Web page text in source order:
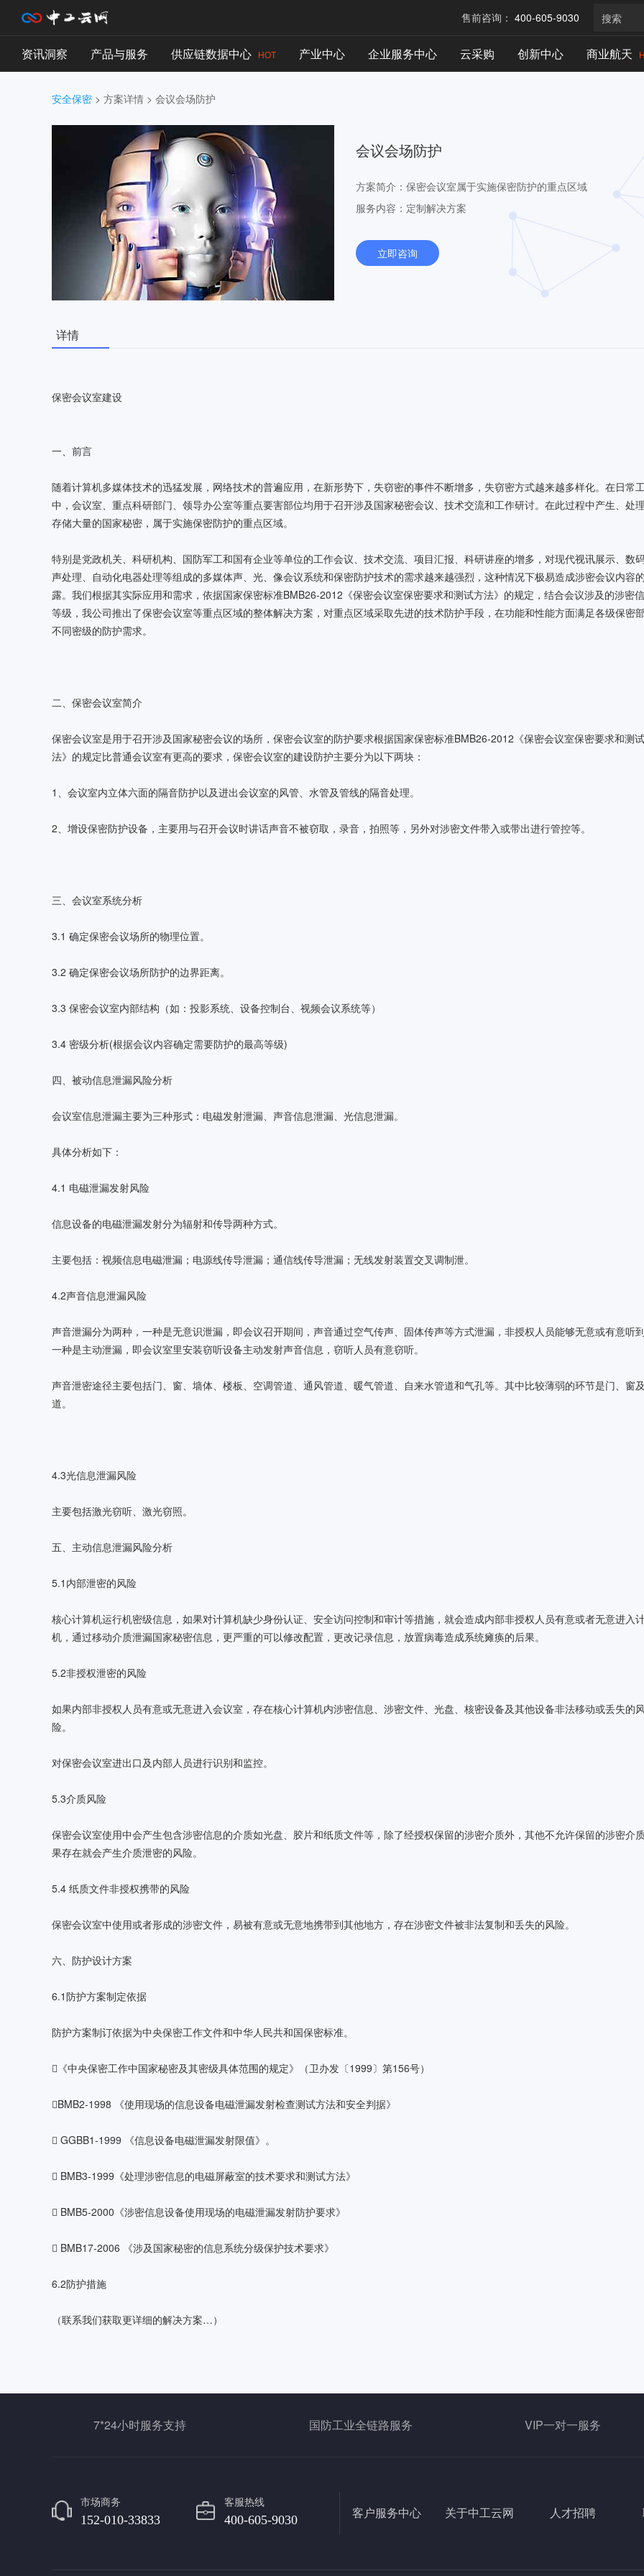
售前咨询： 400-605-9030
资讯洞察 产品与服务 供应链数据中心 HOT 产业中心 企业服务中心 云采购 创新中心 商业航天
安全保密 > 方案详情 > 会议会场防护
会议会场防护
方案简介：保密会议室属于实施保密防护的重点区域
服务内容：定制解决方案
立即咨询
详情
保密会议室建设
一、前言
随着计算机多媒体技术的迅猛发展，网络技术的普遍应用，在新形势下，失窃密的事件不断增多，失窃密方式越来越多样化。在日常
中，会议室、重点科研部门、领导办公室等重点要害部位均用于召开涉及国家秘密会议、技术交流和工作研讨。在此过程中产生、处
存储大量的国家秘密，属于实施保密防护的重点区域。
特别是党政机关、科研机构、国防军工和国有企业等单位的工作会议、技术交流、项目汇报、科研讲座的增多，对现代视讯展示、数
声处理、自动化电器处理等组成的多媒体声、光、像会议系统和保密防护技术的需求越来越强烈，这种情况下极易造成涉密会议内容
露。我们根据其实际应用和需求，依据国家保密标准BMB26-2012《保密会议室保密要求和测试方法》的规定，结合会议涉及的涉密
等级，我公司推出了保密会议室等重点区域的整体解决方案，对重点区域采取先进的技术防护手段，在功能和性能方面满足各级保密
不同密级的防护需求。
二、保密会议室简介
保密会议室是用于召开涉及国家秘密会议的场所，保密会议室的防护要求根据国家保密标准BMB26-2012《保密会议室保密要求和测
法》的规定比普通会议室有更高的要求，保密会议室的建设防护主要分为以下两块：
1、会议室内立体六面的隔音防护以及进出会议室的风管、水管及管线的隔音处理。
2、增设保密防护设备，主要用与召开会议时讲话声音不被窃取，录音，拍照等，另外对涉密文件带入或带出进行管控等。
三、会议室系统分析
3.1 确定保密会议场所的物理位置。
3.2 确定保密会议场所防护的边界距离。
3.3 保密会议室内部结构（如：投影系统、设备控制台、视频会议系统等）
3.4 密级分析(根据会议内容确定需要防护的最高等级)
四、被动信息泄漏风险分析
会议室信息泄漏主要为三种形式：电磁发射泄漏、声音信息泄漏、光信息泄漏。
具体分析如下：
4.1 电磁泄漏发射风险
信息设备的电磁泄漏发射分为辐射和传导两种方式。
主要包括：视频信息电磁泄漏；电源线传导泄漏；通信线传导泄漏；无线发射装置交叉调制泄。
4.2声音信息泄漏风险
声音泄漏分为两种，一种是无意识泄漏，即会议召开期间，声音通过空气传声、固体传声等方式泄漏，非授权人员能够无意或有意听
一种是主动泄漏，即会议室里安装窃听设备主动发射声音信息，窃听人员有意窃听。
声音泄密途径主要包括门、窗、墙体、楼板、空调管道、通风管道、暖气管道、自来水管道和气孔等。其中比较薄弱的环节是门、窗
道。
4.3光信息泄漏风险
主要包括激光窃听、激光窃照。
五、主动信息泄漏风险分析
5.1内部泄密的风险
核心计算机运行机密级信息，如果对计算机缺少身份认证、安全访问控制和审计等措施，就会造成内部非授权人员有意或者无意进入
机，通过移动介质泄漏国家秘密信息，更严重的可以修改配置，更改记录信息，放置病毒造成系统瘫痪的后果。
5.2非授权泄密的风险
如果内部非授权人员有意或无意进入会议室，存在核心计算机内涉密信息、涉密文件、光盘、核密设备及其他设备非法移动或丢失的
险。
对保密会议室进出口及内部人员进行识别和监控。
5.3介质风险
保密会议室使用中会产生包含涉密信息的介质如光盘、胶片和纸质文件等，除了经授权保留的涉密介质外，其他不允许保留的涉密介
果存在就会产生介质泄密的风险。
5.4 纸质文件非授权携带的风险
保密会议室中使用或者形成的涉密文件，易被有意或无意地携带到其他地方，存在涉密文件被非法复制和丢失的风险。
六、防护设计方案
6.1防护方案制定依据
防护方案制订依据为中央保密工作文件和中华人民共和国保密标准。
《中央保密工作中国家秘密及其密级具体范围的规定》（卫办发〔1999〕第156号）
BMB2-1998 《使用现场的信息设备电磁泄漏发射检查测试方法和安全判据》
 GGBB1-1999 《信息设备电磁泄漏发射限值》。
 BMB3-1999《处理涉密信息的电磁屏蔽室的技术要求和测试方法》
 BMB5-2000《涉密信息设备使用现场的电磁泄漏发射防护要求》
 BMB17-2006 《涉及国家秘密的信息系统分级保护技术要求》
6.2防护措施
（联系我们获取更详细的解决方案…）
7*24小时服务支持 国防工业全链路服务 VIP一对一服务
客户服务中心 关于中工云网 人才招聘
市场商务
152-010-33833
客服热线
400-605-9030